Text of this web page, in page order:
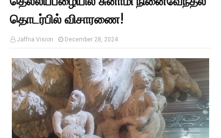
தொடர்பில் விசாரணை!
Jaffna Vision December 28, 2024